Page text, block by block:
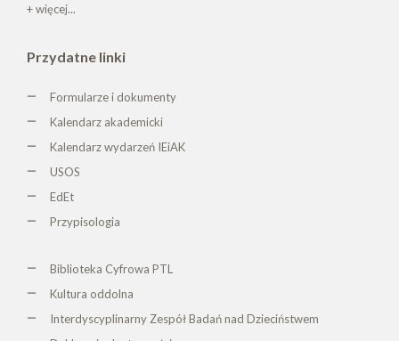
+ więcej...
Przydatne linki
Formularze i dokumenty
Kalendarz akademicki
Kalendarz wydarzeń IEiAK
USOS
EdEt
Przypisologia
Biblioteka Cyfrowa PTL
Kultura oddolna
Interdyscyplinarny Zespół Badań nad Dzieciństwem